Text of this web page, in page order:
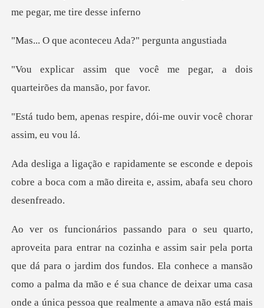
onteceu Ada?" pe
cê me pegar, a dois
quarte
espire, dói-me ouvir voc
conde e depois
cobre a boca com a mão dir
ir pela porta
que dá para o jardim dos fundos. Ela conhece a mansão
como a palma da mão e é su